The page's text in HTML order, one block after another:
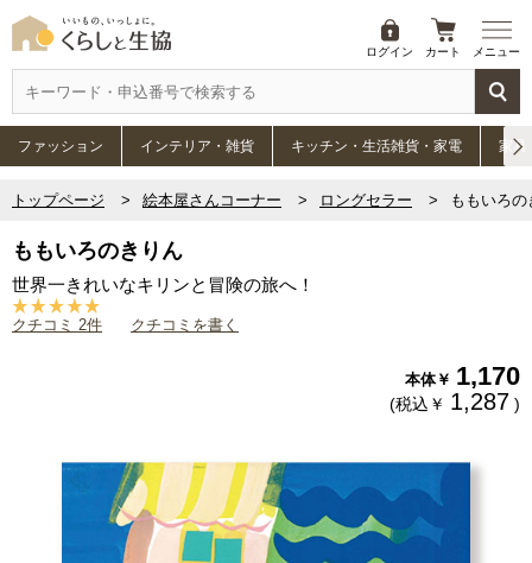
ログイン カート メニュー
ファッション インテリア・雑貨 キッチン・生活雑貨・家電 家具
トップページ 絵本屋さんコーナー ロングセラー ももいろの
ももいろのきりん
世界一きれいなキリンと冒険の旅へ！
クチコミ 2件 クチコミを書く
本体￥ 1,170
(税込￥ 1,287 )